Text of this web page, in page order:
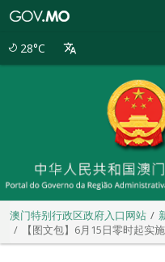
28°C
澳门特别行政区政府入口网站
【图文包】6月15日零时起实